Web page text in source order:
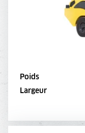
Poids
Largeur